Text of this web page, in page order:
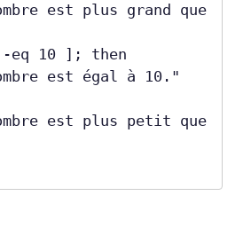
eq 10 ]; then